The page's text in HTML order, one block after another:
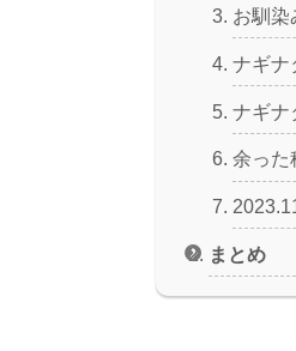
お馴染
ナギナ
ナギナ
余った
まとめ